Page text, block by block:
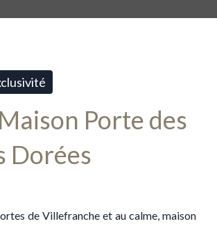
Porte des
Dorées
de Villefranche et au calme, maison